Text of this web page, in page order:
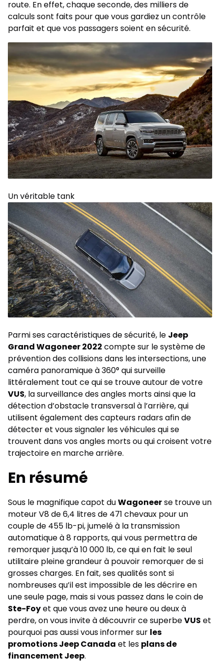
route. En effet, chaque seconde, des milliers de
calculs sont faits pour que vous gardiez un contrôle
parfait et que vos passagers soient en sécurité.
Un véritable tank
Parmi ses caractéristiques de sécurité, le Jeep
Grand Wagoneer 2022 compte sur le système de
prévention des collisions dans les intersections, une
caméra panoramique à 360° qui surveille
littéralement tout ce qui se trouve autour de votre
VUS, la surveillance des angles morts ainsi que la
détection d’obstacle transversal à l’arrière, qui
utilisent également des capteurs radars afin de
détecter et vous signaler les véhicules qui se
trouvent dans vos angles morts ou qui croisent votre
trajectoire en marche arrière.
En résumé
Sous le magnifique capot duWagoneerse trouve un
moteur V8 de 6,4 litres de 471 chevaux pour un
couple de 455 lb-pi, jumelé à la transmission
automatique à 8 rapports, qui vous permettra de
remorquer jusqu’à 10 000 lb, ce qui en fait le seul
utilitaire pleine grandeur à pouvoir remorquer de si
grosses charges. En fait, ses qualités sont si
nombreuses qu’il est impossible de les décrire en
une seule page, mais si vous passez dans le coin de
Ste-Foyet que vous avez une heure ou deux à
perdre, on vous invite à découvrir ce superbeVUS et
pourquoi pas aussi vous informer sur les
promotions Jeep Canada et les plans de
financement Jeep.